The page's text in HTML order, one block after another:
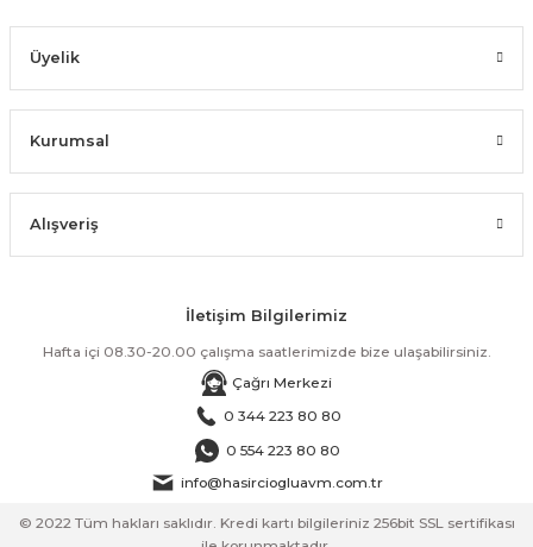
Üyelik
Kurumsal
Alışveriş
İletişim Bilgilerimiz
Hafta içi 08.30-20.00 çalışma saatlerimizde bize ulaşabilirsiniz.
Çağrı Merkezi
0 344 223 80 80
0 554 223 80 80
info@hasirciogluavm.com.tr
© 2022 Tüm hakları saklıdır. Kredi kartı bilgileriniz 256bit SSL sertifikası